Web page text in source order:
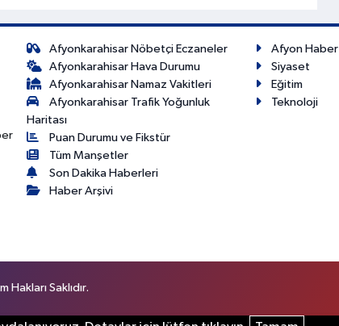
Afyonkarahisar Nöbetçi Eczaneler
Afyonkarahisar Hava Durumu
Afyonkarahisar Namaz Vakitleri
Afyonkarahisar Trafik Yoğunluk
Haritası
Puan Durumu ve Fikstür
Tüm Manşetler
Son Dakika Haberleri
Haber Arşivi
Afyon Haber
Siyaset
Eğitim
Teknoloji
Saklıdır.